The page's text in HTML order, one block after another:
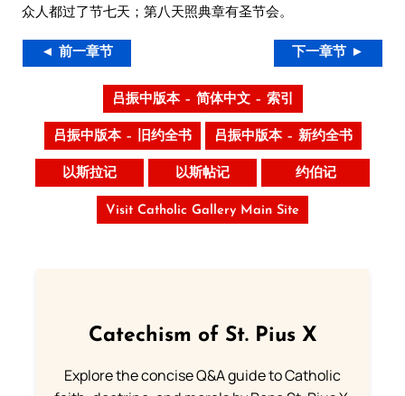
众人都过了节七天；第八天照典章有圣节会。
◄ 前一章节 下一章节 ►
吕振中版本 – 简体中文 – 索引
吕振中版本 – 旧约全书 吕振中版本 – 新约全书
以斯拉记 以斯帖记 约伯记
Visit Catholic Gallery Main Site
Catechism of St. Pius X
Explore the concise Q&A guide to Catholic